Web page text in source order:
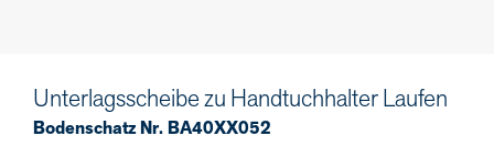
Unterlagsscheibe zu Handtuchhalter Laufen
Bodenschatz Nr. BA40XX052